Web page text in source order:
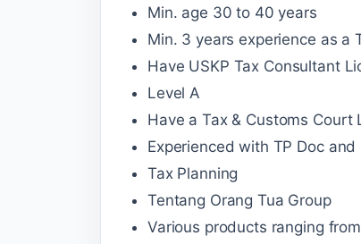
Min. age 30 to 40 years
Min. 3 years experience as a
Have USKP Tax Consultant
Level A
Have a Tax & Customs Court
Experienced with TP Doc
Tax Planning
Tentang Orang Tua Group
Various products ranging